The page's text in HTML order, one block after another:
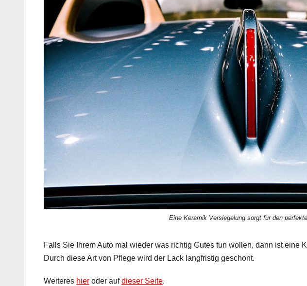
Eine Keramik Versiegelung sorgt für den
Falls Sie Ihrem Auto mal wieder was richtig Gutes tun wollen, dann ist eine
Durch diese Art von Pflege wird der Lack langfristig geschont.
Weiteres hier oder aufdieser Seite.